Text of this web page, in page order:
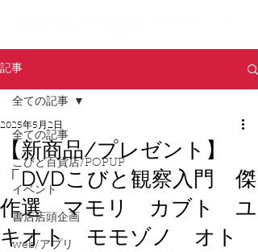
記事
全ての記事
こびと百貨店/POPUP
イベント
書店店頭企画
web/アプリ
全ての記事
【新商品/プレゼント】
「DVDこびと観察入門 傑
作選 マモリ カブト ユ
キオト モモゾノ オト
2025年5月2日